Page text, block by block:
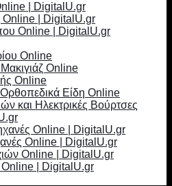
| DigitalU.gr
Online | DigitalU.gr
Online | DigitalU.gr
Online
Online
Online
Είδη Online
και Ηλεκτρικές Βούρτσες
Online | DigitalU.gr
Online | DigitalU.gr
Online | DigitalU.gr
| DigitalU.gr